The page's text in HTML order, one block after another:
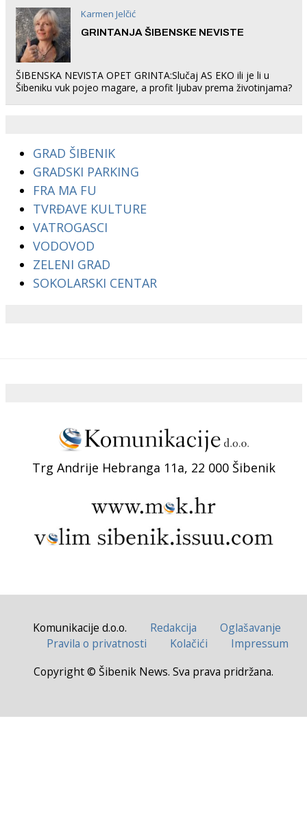
Karmen Jelčić
GRINTANJA ŠIBENSKE NEVISTE
ŠIBENSKA NEVISTA OPET GRINTA:Slučaj AS EKO ili je li u
Šibeniku vuk pojeo magare, a profit ljubav prema životinjama?
GRAD ŠIBENIK
GRADSKI PARKING
FRA MA FU
TVRĐAVE KULTURE
VATROGASCI
VODOVOD
ZELENI GRAD
SOKOLARSKI CENTAR
Trg Andrije Hebranga 11a, 22 000 Šibenik
Komunikacije d.o.o. Redakcija
Oglašavanje
Pravila o privatnosti
Kolačići
Impressum
Copyright © Šibenik News. Sva prava pridržana.